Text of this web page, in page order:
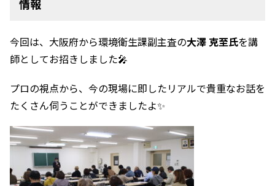
情報
今回は、大阪府から環境衛生課副主査の大澤 克至氏を講
師としてお招きしました🎤
プロの視点から、今の現場に即したリアルで貴重なお話を
たくさん伺うことができましたよ✨